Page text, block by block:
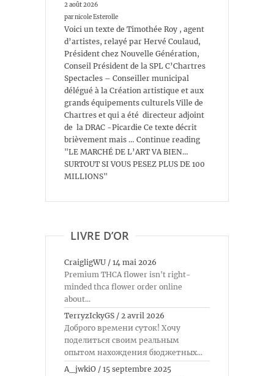
2 août 2026
par nicole Esterolle
Voici un texte de Timothée Roy , agent
d’artistes, relayé par Hervé Coulaud,
Président chez Nouvelle Génération,
Conseil Président de la SPL C’Chartres
Spectacles – Conseiller municipal
délégué à la Création artistique et aux
grands équipements culturels Ville de
Chartres et qui a été directeur adjoint
de la DRAC -Picardie Ce texte décrit
brièvement mais … Continue reading
"LE MARCHÉ DE L’ART VA BIEN…
SURTOUT SI VOUS PESEZ PLUS DE 100
MILLIONS"
LIVRE D’OR
CraigligWU / 14 mai 2026
Premium THCA flower isn't right-
minded thca flower order online
about...
TerryzIckyGS / 2 avril 2026
Доброго времени суток! Хочу
поделиться своим реальным
опытом нахождения бюджетных...
A_jwkiO / 15 septembre 2025